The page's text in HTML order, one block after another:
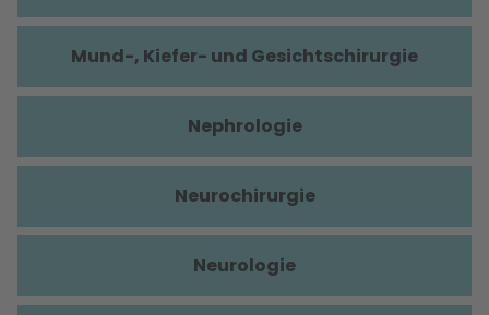
Mund-, Kiefer- und Gesichtschirurgie
Nephrologie
Neurochirurgie
Neurologie